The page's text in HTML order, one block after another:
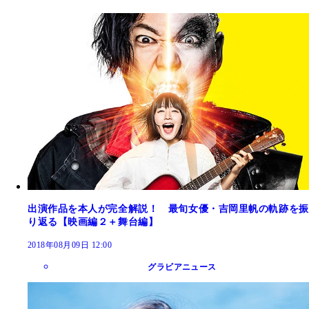
出演作品を本人が完全解説！ 最旬女優・吉岡里帆の軌跡を振
り返る【映画編２＋舞台編】
2018年08月09日 12:00
グラビアニュース